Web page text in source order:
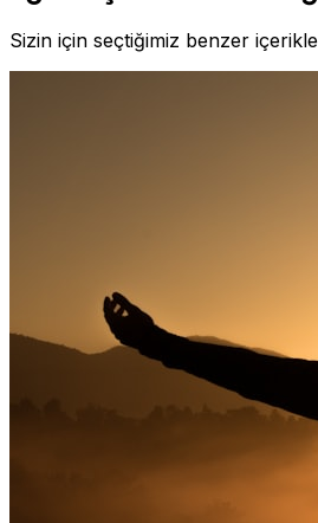
Sizin için seçtiğimiz benzer